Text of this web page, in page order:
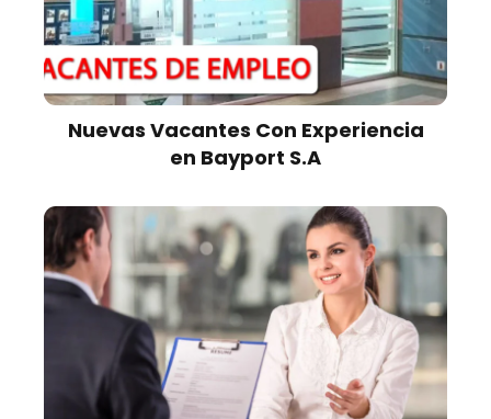
Nuevas Vacantes Con Experiencia
en Bayport S.A